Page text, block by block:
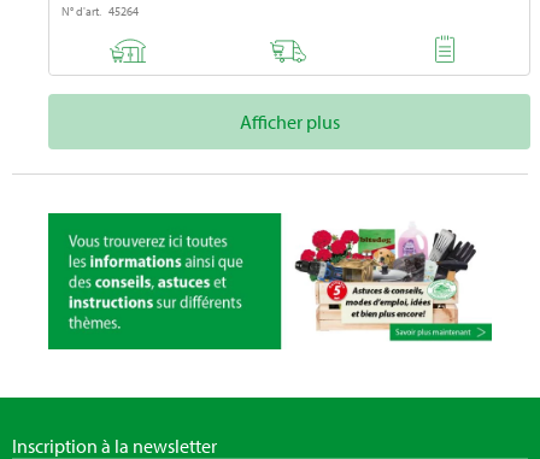
N° d'art. 45264
Afficher plus
Inscription à la newsletter